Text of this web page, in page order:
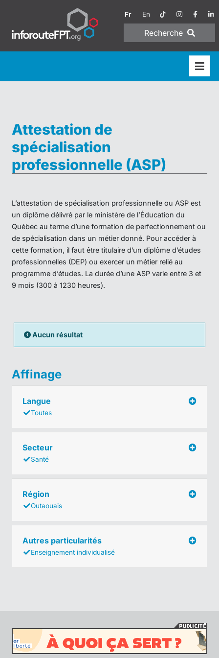
Fr En
Recherche
Attestation de
spécialisation
professionnelle (ASP)
L’attestation de spécialisation professionnelle ou ASP est
un diplôme délivré par le ministère de l’Éducation du
Québec au terme d’une formation de perfectionnement ou
de spécialisation dans un métier donné. Pour accéder à
cette formation, il faut être titulaire d’un diplôme d’études
professionnelles (DEP) ou exercer un métier relié au
programme d’études. La durée d’une ASP varie entre 3 et
9 mois (300 à 1230 heures).
Aucun résultat
Affinage
Langue
Toutes
Secteur
Santé
Région
Outaouais
Autres particularités
Enseignement individualisé